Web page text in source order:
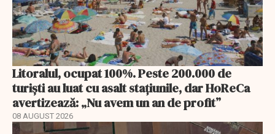
Litoralul, ocupat 100%. Peste 200.000 de
turiști au luat cu asalt stațiunile, dar HoReCa
avertizează: „Nu avem un an de profit”
08 AUGUST 2026